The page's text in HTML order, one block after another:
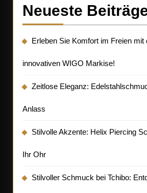
Neueste
Erleben Sie Komfort im Freien mit
innovativen WIGO Markise!
Zeitlose Eleganz:
Anlass
Stilvolle Akzente: Helix Piercing
Ihr Ohr
Stilvoller Schmuck bei Tchibo: